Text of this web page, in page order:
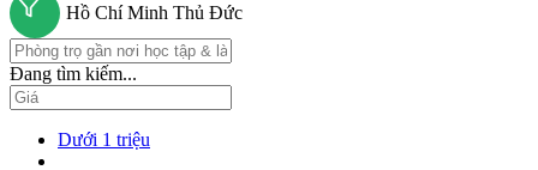
Hồ Chí Minh Thủ Đức
Đang tìm kiếm...
Dưới 1 triệu